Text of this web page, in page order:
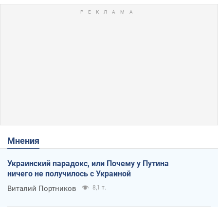
Мнения
Украинский парадокс, или Почему у Путина
ничего не получилось с Украиной
Виталий Портников 8,1 т.